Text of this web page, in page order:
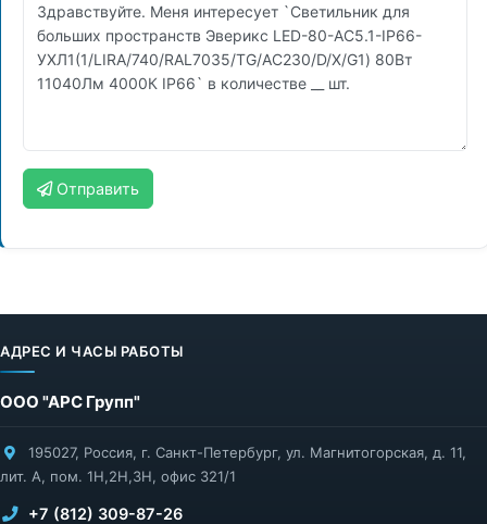
Отправить
АДРЕС И ЧАСЫ РАБОТЫ
ООО "АРС Групп"
195027, Россия, г. Санкт-Петербург, ул. Магнитогорская, д. 11,
лит. А, пом. 1Н,2Н,3Н, офис 321/1
+7 (812) 309-87-26